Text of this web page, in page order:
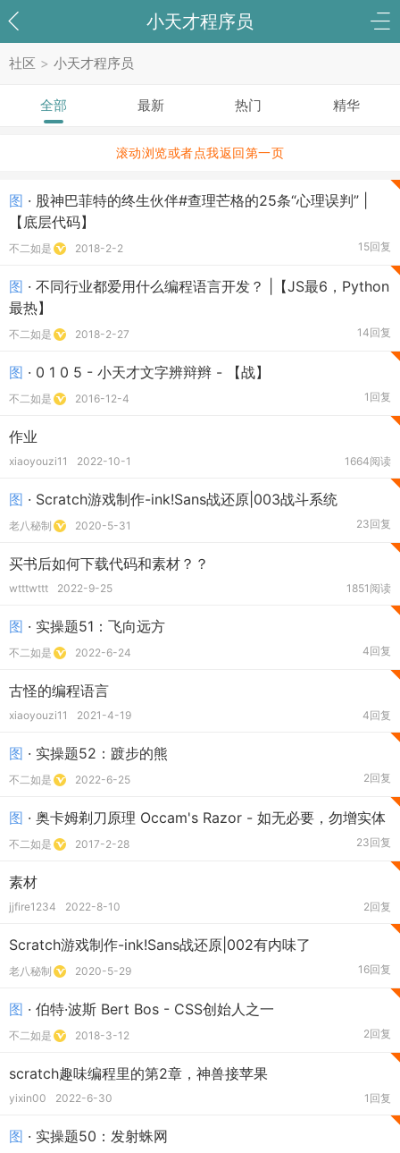
小天才程序员
社区 > 小天才程序员
全部 最新 热门 精华
滚动浏览或者点我返回第一页
图 · 股神巴菲特的终生伙伴#查理芒格的25条“心理误判” |
【底层代码】
不二如是 2018-2-2 15回复
图 · 不同行业都爱用什么编程语言开发？ |【JS最6，Python
最热】
不二如是 2018-2-27 14回复
图 · 0 1 0 5 - 小天才文字辨辩辫 - 【战】
不二如是 2016-12-4 1回复
作业
xiaoyouzi11 2022-10-1 1664阅读
图 · Scratch游戏制作-ink!Sans战还原|003战斗系统
老八秘制 2020-5-31 23回复
买书后如何下载代码和素材？？
wtttwttt 2022-9-25 1851阅读
图 · 实操题51：飞向远方
不二如是 2022-6-24 4回复
古怪的编程语言
xiaoyouzi11 2021-4-19 4回复
图 · 实操题52：踱步的熊
不二如是 2022-6-25 2回复
图 · 奥卡姆剃刀原理 Occam's Razor - 如无必要，勿增实体
不二如是 2017-2-28 23回复
素材
jjfire1234 2022-8-10 2回复
Scratch游戏制作-ink!Sans战还原|002有内味了
老八秘制 2020-5-29 16回复
图 · 伯特·波斯 Bert Bos - CSS创始人之一
不二如是 2018-3-12 2回复
scratch趣味编程里的第2章，神兽接苹果
yixin00 2022-6-30 1回复
图 · 实操题50：发射蛛网